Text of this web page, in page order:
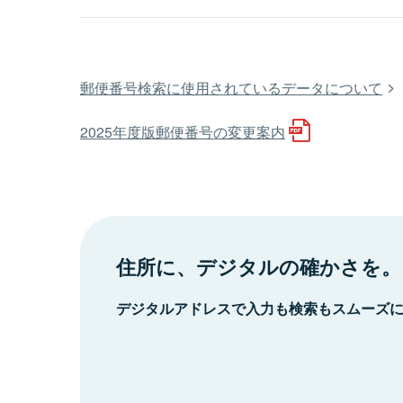
郵便番号検索に使用されているデータについて
2025年度版郵便番号の変更案内
住所に、デジタルの確かさを。
デジタルアドレスで入力も検索もスムーズ